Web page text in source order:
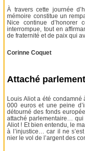
À travers cette journée
mémoire constitue un
Nice continue
interrompue, tout en
de fraternité et de paix qui
Corinne Coquet
Attaché
Louis Aliot a été
000 euros et une peine
détourné des fonds
attaché parlementaire… qui
Aliot ! Et bien entendu, le
à l’injustice… car il ne
nier le vol de l’argent des